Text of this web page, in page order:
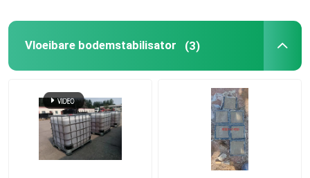
Waterhoudend middel
Vloeibare bodemstabilisator (3)